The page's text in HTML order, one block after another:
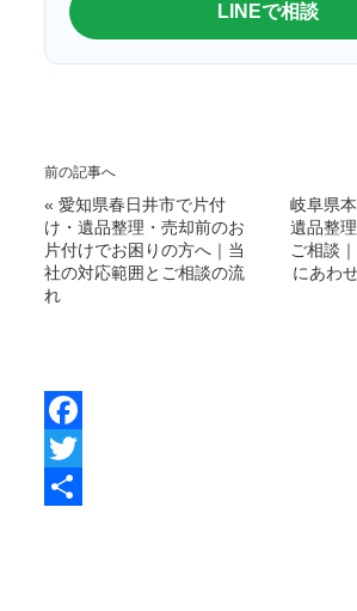
LINEで相談
前の記事へ
« 愛知県春日井市で片付
け・遺品整理・売却前のお
片付けでお困りの方へ｜当
社の対応範囲とご相談の流
れ
岐阜県
遺品整
ご相談
にあわ
F